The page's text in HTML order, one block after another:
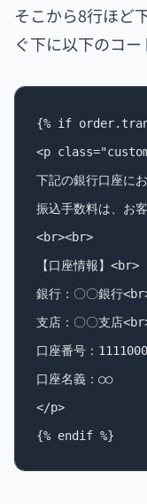
そこから8行ほど
ぐ下に以下のコー
{% if
<p
下記の銀行口座に
振込手数料は、お
<br><br>
【口座情報】<br>
銀行：〇〇銀行
支店：〇〇支店
口座番号：
口座名義：○○
</p>